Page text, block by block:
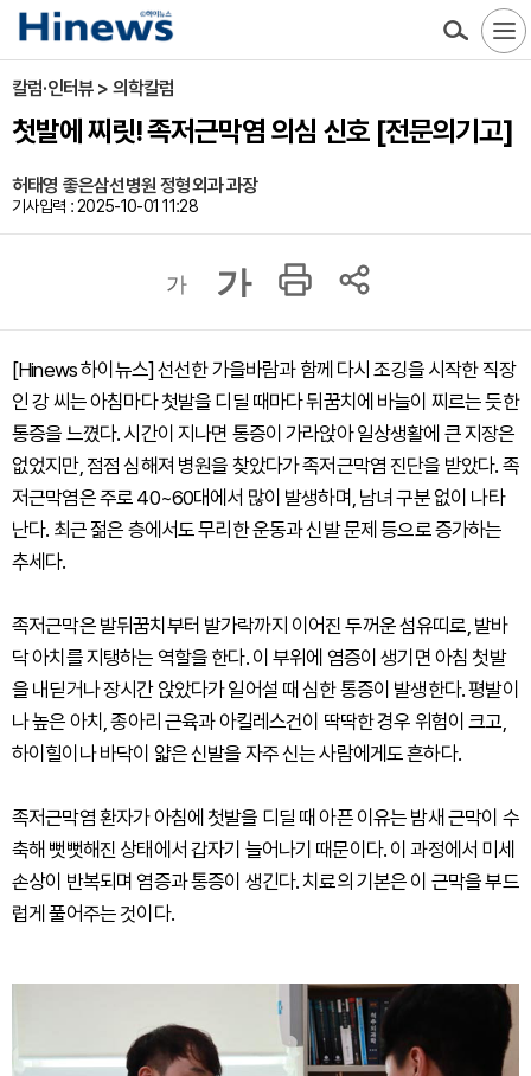
칼럼·인터뷰 > 의학칼럼
첫발에 찌릿! 족저근막염 의심 신호 [전문의기고]
허태영 좋은삼선병원 정형외과 과장
기사입력 : 2025-10-01 11:28
가 가
[Hinews 하이뉴스] 선선한 가을바람과 함께 다시 조깅을 시작한 직장
인 강 씨는 아침마다 첫발을 디딜 때마다 뒤꿈치에 바늘이 찌르는 듯한
통증을 느꼈다. 시간이 지나면 통증이 가라앉아 일상생활에 큰 지장은
없었지만, 점점 심해져 병원을 찾았다가 족저근막염 진단을 받았다. 족
저근막염은 주로 40~60대에서 많이 발생하며, 남녀 구분 없이 나타
난다. 최근 젊은 층에서도 무리한 운동과 신발 문제 등으로 증가하는
추세다.
족저근막은 발뒤꿈치부터 발가락까지 이어진 두꺼운 섬유띠로, 발바
닥 아치를 지탱하는 역할을 한다. 이 부위에 염증이 생기면 아침 첫발
을 내딛거나 장시간 앉았다가 일어설 때 심한 통증이 발생한다. 평발이
나 높은 아치, 종아리 근육과 아킬레스건이 딱딱한 경우 위험이 크고,
하이힐이나 바닥이 얇은 신발을 자주 신는 사람에게도 흔하다.
족저근막염 환자가 아침에 첫발을 디딜 때 아픈 이유는 밤새 근막이 수
축해 뻣뻣해진 상태에서 갑자기 늘어나기 때문이다. 이 과정에서 미세
손상이 반복되며 염증과 통증이 생긴다. 치료의 기본은 이 근막을 부드
럽게 풀어주는 것이다.